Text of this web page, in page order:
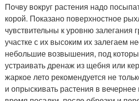
Почву вокруг растения надо
корой. Показано поверхностное
чувствительны к уровню залегания
участке с их высоким их залегаем
небольшие возвышения, под
устраивать дренаж из щебня или
жаркое лето рекомендуется не
и опрыскивать растения в